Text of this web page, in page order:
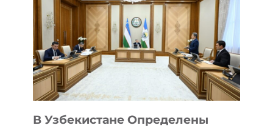
«ЦОН»
В Узбекистане Определены